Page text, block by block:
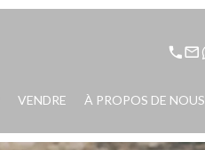
VENDRE À PROPOS DE NOUS